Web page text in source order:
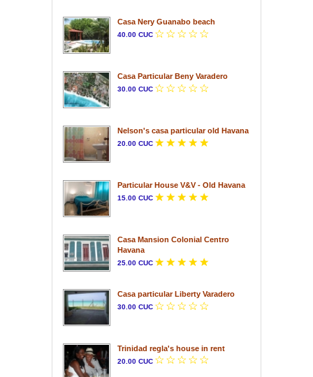
Casa Nery Guanabo beach
40.00 CUC
Casa Particular Beny Varadero
30.00 CUC
Nelson's casa particular old Havana
20.00 CUC
Particular House V&V - Old Havana
15.00 CUC
Casa Mansion Colonial Centro
Havana
25.00 CUC
Casa particular Liberty Varadero
30.00 CUC
Trinidad regla's house in rent
20.00 CUC